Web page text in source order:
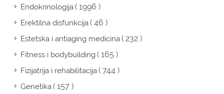
Endokrinologija( 1996 )
Erektilna disfunkcija( 46 )
Estetska i antiaging medicina( 232 )
Fitness i bodybuilding( 165 )
Fizijatrija i rehabilitacija( 744 )
Genetika( 157 )